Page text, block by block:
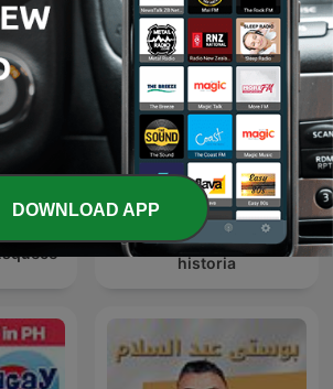
Historias de nuestra
historia
DOWNLOAD APP